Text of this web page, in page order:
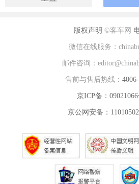
版权声明 ©客车网
微信在线服务：
邮件咨询：
售前与售后热线：
京ICP备：
京公网安备：